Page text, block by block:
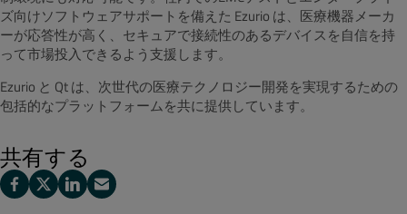
ズ向けソフトウェアサポートを備えた Ezurio は、医療機器メーカ
ーが応答性が高く、セキュアで接続性のあるデバイスを自信を持
って市場投入できるよう支援します。
Ezurio と Qt は、次世代の医療テクノロジー開発を実現するための
包括的なプラットフォームを共に提供しています。
共有する